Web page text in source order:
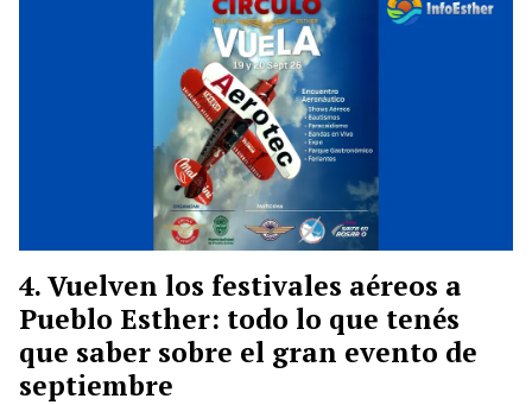
Vuelven los festivales aéreos a
Pueblo Esther: todo lo que tenés
que saber sobre el gran evento de
septiembre